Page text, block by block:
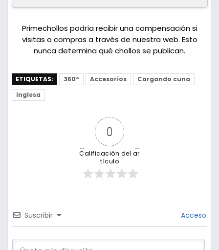
Primechollos podría recibir una compensación si
visitas o compras a través de nuestra web. Esto
nunca determina qué chollos se publican.
ETIQUETAS: 360° Accesorios
Cargando cuna
inglesa
0
Calificación del ar
tículo
Suscribir Acceso